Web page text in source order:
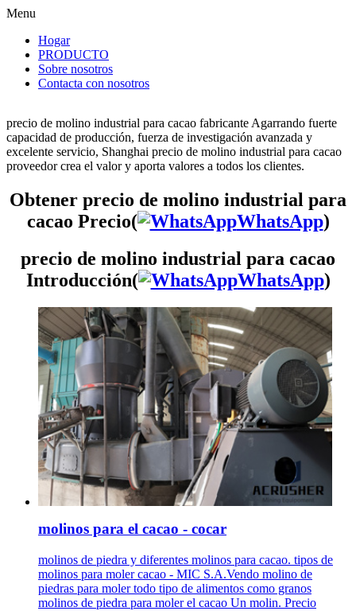
Menu
Hogar
PRODUCTO
Sobre nosotros
Contacta con nosotros
precio de molino industrial para cacao fabricante Agarrando fuerte
capacidad de producción, fuerza de investigación avanzada y
excelente servicio, Shanghai precio de molino industrial para cacao
proveedor crea el valor y aporta valores a todos los clientes.
Obtener precio de molino industrial para
cacao Precio(
WhatsApp)
precio de molino industrial para cacao
Introducción(
WhatsApp)
molinos para el cacao - cocar
molinos de piedra y diferentes molinos para cacao. tipos de
molinos para moler cacao - MIC S.A.Vendo molino de
piedras para moler todo tipo de alimentos como granos
molinos de piedra para moler el cacao Un molin. Precio